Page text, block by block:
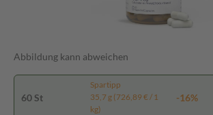
Abbildung kann abweichen
60 St
Spartipp
35,7 g (726,89 € / 1
kg)
-16%